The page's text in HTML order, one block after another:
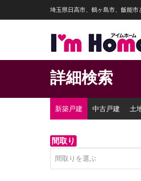
埼玉県日高市、鶴ヶ島市、飯能
詳細検索
新築戸建 中古戸建 土
間取り